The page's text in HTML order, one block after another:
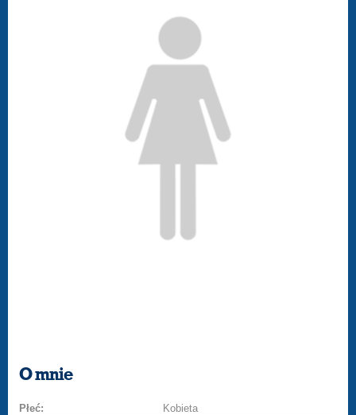
O mnie
Płeć:
Kobieta